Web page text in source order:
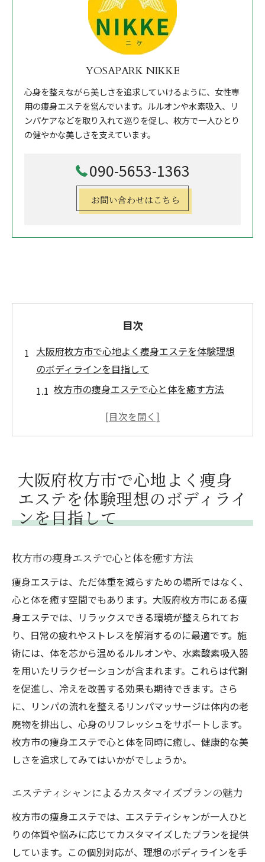
YOSAPARK NIKKE
心身を整えながら美しさを追求していけるように、女性専
用の痩身エステを営んでいます。ルルオンや水素吸入、リ
ンパケアなどを取り入れて巡りを促し、枚方で一人ひとり
の健やかな美しさを支えています。
090-5653-1363
お問い合わせはこちら
目次
大阪府枚方市で心地よく痩身エステを体験理想
のボディラインを目指して
枚方市の痩身エステで心と体を癒す方法
エステティシャンによるカスタマイズプラ
枚方市の痩身エステが選ばれる理由
体験者の声から学ぶ痩身エステの効果
理想のボディラインを手に入れるためのヒ
枚方市の痩身エステで体の芯から温め美しく健
康的な体を手に入れる
温活で代謝をアップする痩身エステの施術
内容
冷え対策に効果的なエステメニューの選び
方
体を温めることで得られる健康効果
ルルオンを使用した施術の素晴らしさ
枚方市で人気の温活痩身エステとは
温めるだけじゃない！エステでのトータル
ケア
テ効率的な代謝促進
癒しの空間で心身リフレッシュ
代謝を高めるためのエステ施術
心地よい空間がもたらすリラクゼーション
大阪府枚方市で心地よく痩身
エステを体験理想のボディライ
ンを目指して
枚方市の痩身エステで心と体を癒す方法
痩身エステは、ただ体重を減らすための場所ではなく、
心と体を癒す空間でもあります。大阪府枚方市にある痩
身エステでは、リラックスできる環境が整えられてお
り、日常の疲れやストレスを解消するのに最適です。施
術には、体を芯から温めるルルオンや、水素酸素吸入器
を用いたリラクゼーションが含まれます。これらは代謝
を促進し、冷えを改善する効果も期待できます。さら
に、リンパの流れを整えるリンパマッサージは体内の老
廃物を排出し、心身のリフレッシュをサポートします。
枚方市の痩身エステで心と体を同時に癒し、健康的な美
しさを追求してみてはいかがでしょうか。
エステティシャンによるカスタマイズプランの魅力
枚方市の痩身エステでは、エステティシャンが一人ひと
りの体質や悩みに応じてカスタマイズしたプランを提供
しています。この個別対応が、理想のボディラインを手